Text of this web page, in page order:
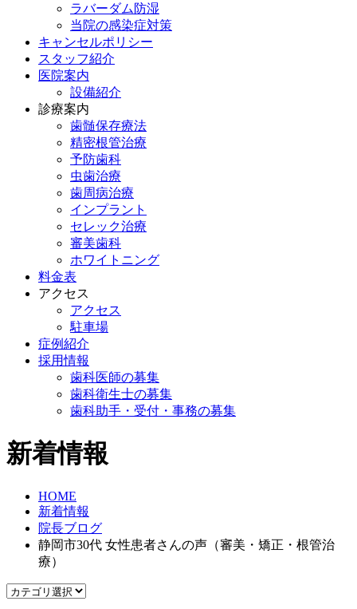
ラバーダム防湿
当院の感染症対策
キャンセルポリシー
スタッフ紹介
医院案内
設備紹介
診療案内
歯髄保存療法
精密根管治療
予防歯科
虫歯治療
歯周病治療
インプラント
セレック治療
審美歯科
ホワイトニング
料金表
アクセス
アクセス
駐車場
症例紹介
採用情報
歯科医師の募集
歯科衛生士の募集
歯科助手・受付・事務の募集
新着情報
HOME
新着情報
院長ブログ
静岡市30代 女性患者さんの声（審美・矯正・根管治
療）